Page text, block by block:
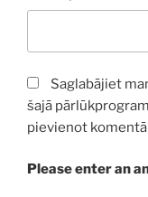
Saglabājiet
šajā
pievienot
Please enter an